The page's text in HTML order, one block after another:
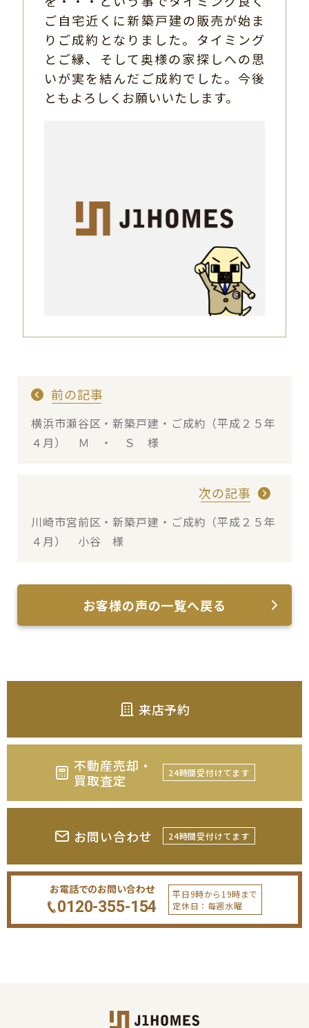
ご自宅近くに新築戸建の販売が始ま
りご成約となりました。タイミング
とご縁、そして奥様の家探しへの思
いが実を結んだご成約でした。今後
ともよろしくお願いいたします。
前の記事
横浜市瀬谷区・新築戸建・ご成約（平成２５年
４月） Ｍ ・ Ｓ 様
次の記事
川崎市宮前区・新築戸建・ご成約（平成２５年
４月） 小谷 様
お客様の声の一覧へ戻る
来店予約
不動産売却・
買取査定
24時間受付けてます
お問い合わせ 24時間受付けてます
お電話でのお問い合わせ
0120-355-154
平日9時から19時まで
定休日：毎週水曜